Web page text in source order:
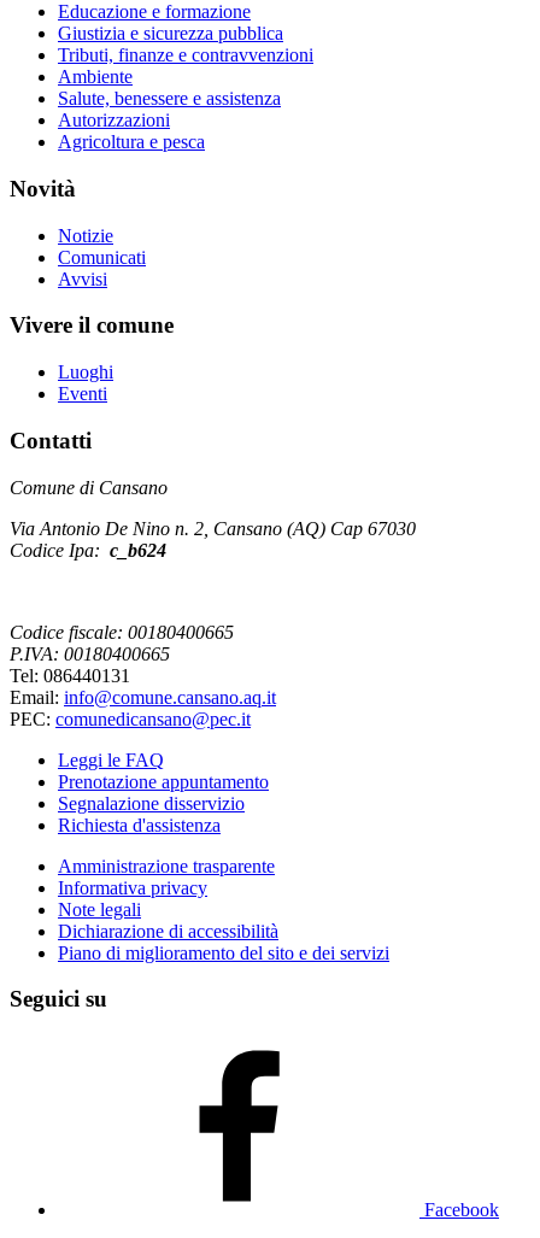
Educazione e formazione
Giustizia e sicurezza pubblica
Tributi, finanze e contravvenzioni
Ambiente
Salute, benessere e assistenza
Autorizzazioni
Agricoltura e pesca
Novità
Notizie
Comunicati
Avvisi
Vivere il comune
Luoghi
Eventi
Contatti
Comune di Cansano
Via Antonio De Nino n. 2, Cansano (AQ) Cap 67030
Codice Ipa: c_b624
Codice fiscale: 00180400665
P.IVA: 00180400665
Tel: 086440131
Email: info@comune.cansano.aq.it
PEC: comunedicansano@pec.it
Leggi le FAQ
Prenotazione appuntamento
Segnalazione disservizio
Richiesta d'assistenza
Amministrazione trasparente
Informativa privacy
Note legali
Dichiarazione di accessibilità
Piano di miglioramento del sito e dei servizi
Seguici su
Facebook